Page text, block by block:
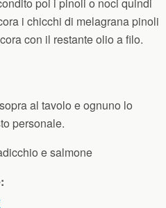
i chicchi di melagrana pinoli
con il restante olio a filo.
al tavolo e ognuno lo
personale.